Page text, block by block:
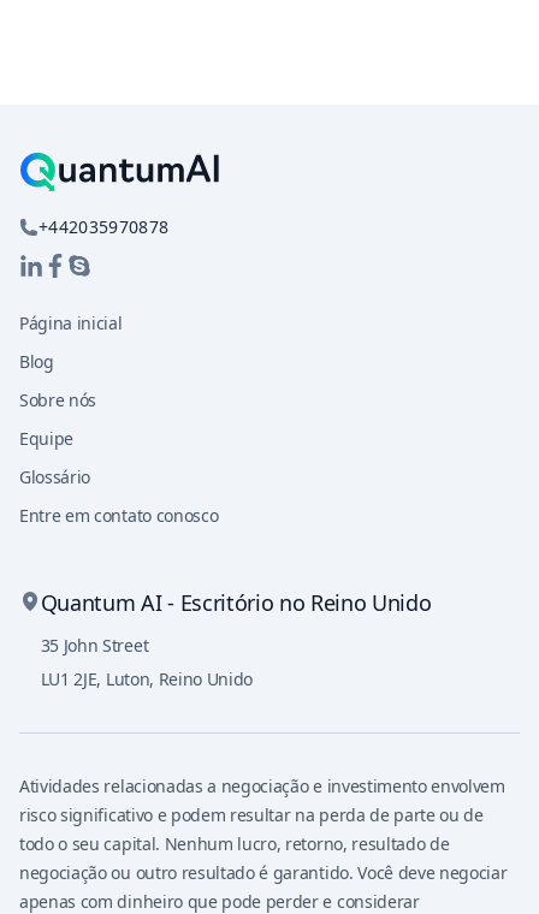
+442035970878
Página inicial
Blog
Sobre nós
Equipe
Glossário
Entre em contato conosco
Quantum AI - Escritório no Reino Unido
35 John Street
LU1 2JE, Luton, Reino Unido
Atividades relacionadas a negociação e investimento envolvem
risco significativo e podem resultar na perda de parte ou de
todo o seu capital. Nenhum lucro, retorno, resultado de
negociação ou outro resultado é garantido. Você deve negociar
apenas com dinheiro que pode perder e considerar